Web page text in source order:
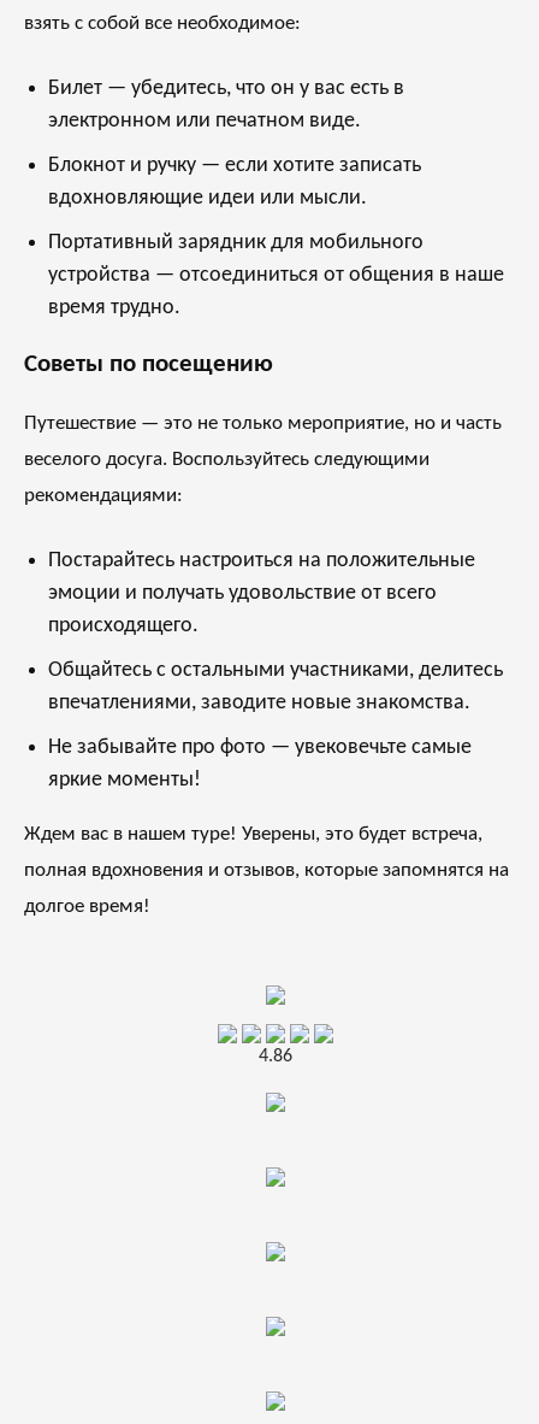
взять с собой все необходимое:
Билет — убедитесь, что он у вас есть в
электронном или печатном виде.
Блокнот и ручку — если хотите записать
вдохновляющие идеи или мысли.
Портативный зарядник для мобильного
устройства — отсоединиться от общения в наше
время трудно.
Советы по посещению
Путешествие — это не только мероприятие, но и часть
веселого досуга. Воспользуйтесь следующими
рекомендациями:
Постарайтесь настроиться на положительные
эмоции и получать удовольствие от всего
происходящего.
Общайтесь с остальными участниками, делитесь
впечатлениями, заводите новые знакомства.
Не забывайте про фото — увековечьте самые
яркие моменты!
Ждем вас в нашем туре! Уверены, это будет встреча,
полная вдохновения и отзывов, которые запомнятся на
долгое время!
4.86